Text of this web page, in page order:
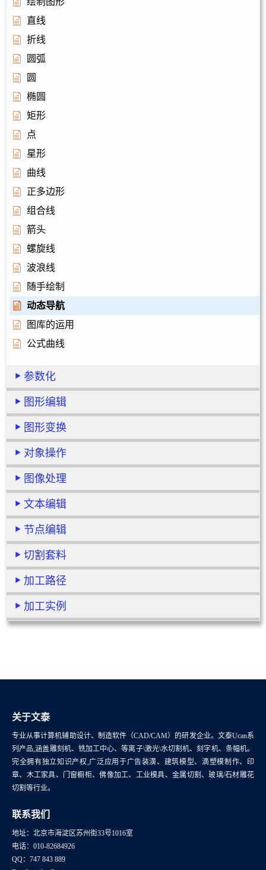
直线
折线
圆弧
圆
椭圆
矩形
点
星形
曲线
正多边形
组合线
箭头
螺旋线
波浪线
随手绘制
动态导航
图库的运用
公式曲线
参数化
图形编辑
图形变换
对象操作
图像处理
文本编辑
节点编辑
切割套料
加工路径
加工实例
关于文泰
专业从事计算机辅助设计、制造软件（CAD/CAM）的研发企业。文泰Ucan系
列产品,涵盖雕刻机、铣加工中心、等离子\激光\水切割机、刻字机、条幅机。
完全拥有独立知识产权,广泛应用于广告装潢、建筑模型、滴塑模制作、印
章、木工家具、门窗橱柜、佛像加工、工业模具、金属切割、玻璃/石材雕花
切割等行业。
联系我们
地址：北京市海淀区苏州街33号1016室
电话：010-82684926
QQ：747 843 889